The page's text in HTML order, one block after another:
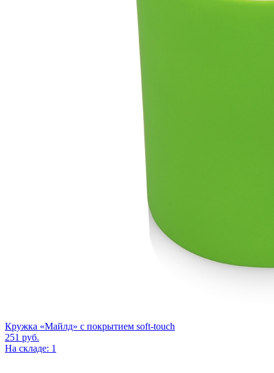
Кружка «Майлд» с покрытием soft-touch
251 руб.
На складе: 1